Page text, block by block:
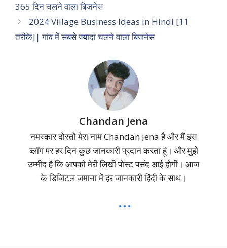
365 दिन चलने वाला बिजनेस
2024 Village Business Ideas in Hindi [11
तरीके]| गांव में सबसे ज्यादा चलने वाला बिजनेस
Chandan Jena
नमस्कार दोस्तों मेरा नाम Chandan Jena है और मैं इस
ब्लॉग पर हर दिन कुछ जानकारी प्रदान करता हूं। और मुझे
उम्मीद है कि आपको मेरी लिखी पोस्ट पसंद आई होगी। आज
के डिजिटल जमाना में हर जानकारी हिंदी के साथ।
...